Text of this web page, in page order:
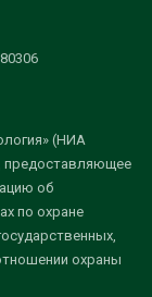
(НИА
предоставляющее
об
по охране
охраны